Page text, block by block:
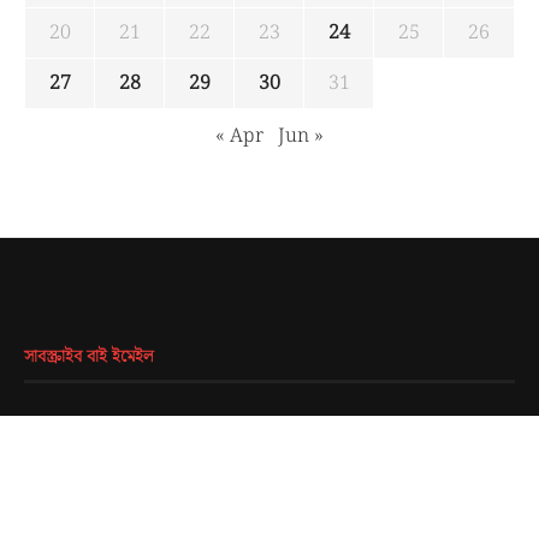
20
21 22 23 24 25
26
27
28 29 30
31
« Apr Jun »
সাবস্ক্রাইব বাই ইমেইল